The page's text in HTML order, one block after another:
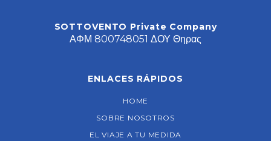
SOTTOVENTO Private Company
ΑΦΜ 800748051 ΔΟΥ Θηρας
ENLACES RÁPIDOS
HOME
SOBRE NOSOTROS
EL VIAJE A TU MEDIDA